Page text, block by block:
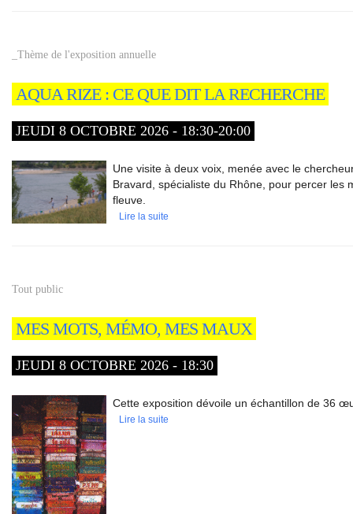
_Thème de l'exposition annuelle
AQUA RIZE : CE QUE DIT LA RECHERCHE
JEUDI 8 OCTOBRE 2026 - 18:30-20:00
Une visite à deux voix, menée avec le
Bravard, spécialiste du Rhône, pour percer les
fleuve.
Lire la suite
Tout public
MES MOTS, MÉMO, MES MAUX
JEUDI 8 OCTOBRE 2026 - 18:30
Cette exposition dévoile un échantillon de 36
Lire la suite